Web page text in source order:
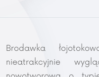
Brodawka
nieatrakcyjnie